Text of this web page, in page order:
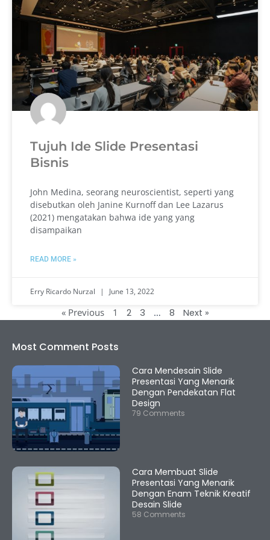
Tujuh Ide Slide Presentasi
Bisnis
John Medina, seorang neuroscientist, seperti yang
disebutkan oleh Janine Kurnoff dan Lee Lazarus
(2021) mengatakan bahwa ide yang yang
disampaikan
READ MORE »
Erry Ricardo Nurzal June 13, 2022
« Previous 1 2 3 … 8 Next »
Most Comment Posts
Cara Mendesain Slide
Presentasi Yang Menarik
Dengan Pendekatan Flat
Design
79 Comments
Cara Membuat Slide
Presentasi Yang Menarik
Dengan Enam Teknik Kreatif
Desain Slide
58 Comments